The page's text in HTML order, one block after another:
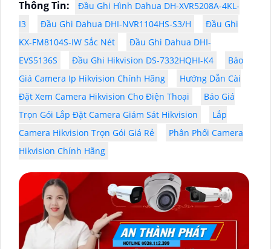
Thông Tin:
Đầu Ghi Hình Dahua DH-XVR5208A-4KL-
I3
Đầu Ghi Dahua DHI-NVR1104HS-S3/H
Đầu Ghi
KX-FM8104S-IW Sắc Nét
Đầu Ghi Dahua DHI-
EVS5136S
Đầu Ghi Hikvision DS-7332HQHI-K4
Báo
Giá Camera Ip Hikvision Chính Hãng
Hướng Dẫn Cài
Đặt Xem Camera Hikvision Cho Điện Thoại
Báo Giá
Trọn Gói Lắp Đặt Camera Giám Sát Hikvision
Lắp
Camera Hikvision Trọn Gói Giá Rẻ
Phân Phối Camera
Hikvision Chính Hãng